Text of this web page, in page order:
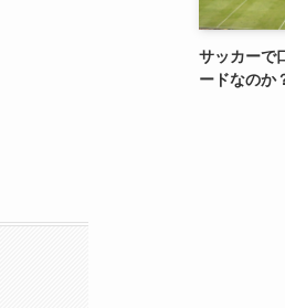
サッカーで
ードなのか